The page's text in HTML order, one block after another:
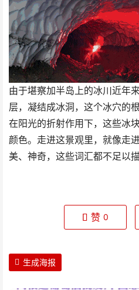
由于堪察加半岛上的冰川近年
层，凝结成冰洞，这个冰穴的
在阳光的折射作用下，这些冰
颜色。走进这景观里，就像走
美、神奇，这些词汇都不足以
赞 0
生成海报